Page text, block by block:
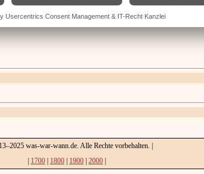
was-war-wann.de. Alle Rechte vorbehalten. |
1700 1800 1900 2000